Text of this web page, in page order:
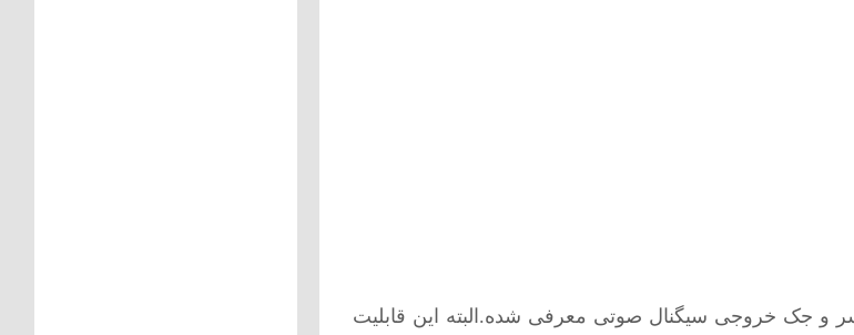
و جک خروجی سیگنال صوتی معرفی شده.البته این قابلیت